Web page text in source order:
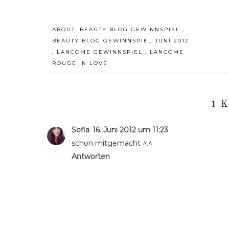
ABOUT: BEAUTY BLOG GEWINNSPIEL ,
BEAUTY BLOG GEWINNSPIEL JUNI 2012
, LANCOME GEWINNSPIEL , LANCOME
ROUGE IN LOVE
1
Sofia 16. Juni 2012 um 11:23
schon mitgemacht ^.^
Antworten